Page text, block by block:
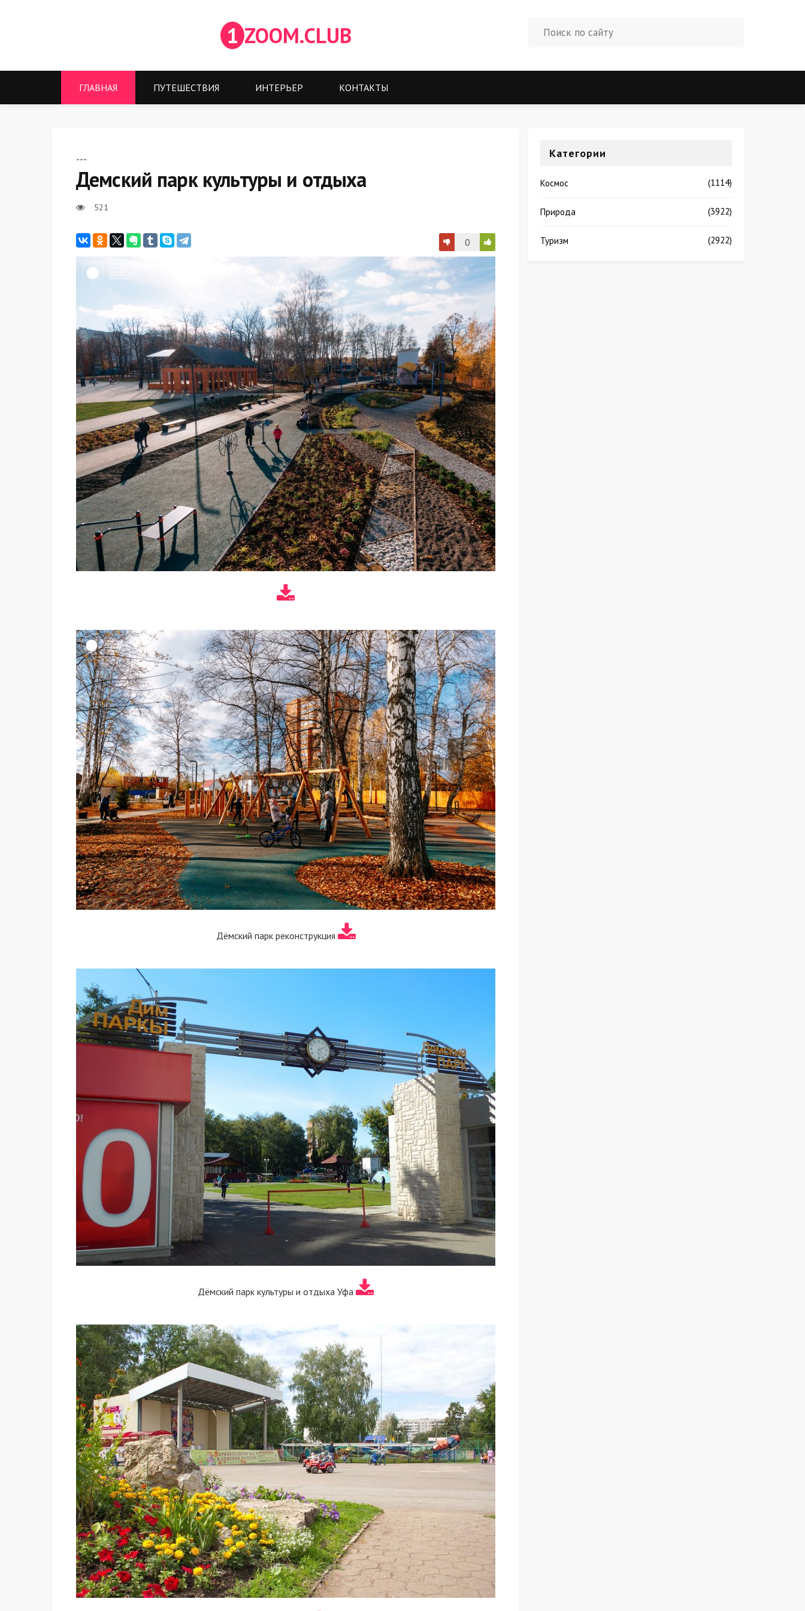
1 ZOOM.CLUB
ГЛАВНАЯ ПУТЕШЕСТВИЯ ИНТЕРЬЕР КОНТАКТЫ
---
Демский парк культуры и отдыха
521
0
Дёмский парк реконструкция
Дёмский парк культуры и отдыха Уфа
Категории
Космос (1114)
Природа (3922)
Туризм (2922)